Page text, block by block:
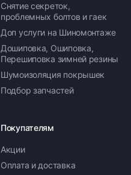
Снятие секреток,
проблемных болтов и гаек
Доп услуги на Шиномонтаже
Дошиповка, Ошиповка,
Перешиповка зимней резины
Шумоизоляция покрышек
Подбор запчастей
Покупателям
Акции
Оплата и доставка